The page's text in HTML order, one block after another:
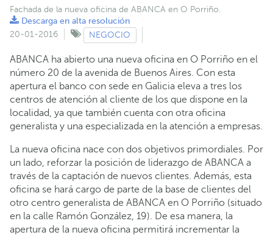
Fachada de la nueva oficina de ABANCA en O Porriño.
Descarga en alta resolución
20-01-2016
NEGOCIO
ABANCA ha abierto una nueva oficina en O Porriño en el
número 20 de la avenida de Buenos Aires. Con esta
apertura el banco con sede en Galicia eleva a tres los
centros de atención al cliente de los que dispone en la
localidad, ya que también cuenta con otra oficina
generalista y una especializada en la atención a empresas.
La nueva oficina nace con dos objetivos primordiales. Por
un lado, reforzar la posición de liderazgo de ABANCA a
través de la captación de nuevos clientes. Además, esta
oficina se hará cargo de parte de la base de clientes del
otro centro generalista de ABANCA en O Porriño (situado
en la calle Ramón González, 19). De esa manera, la
apertura de la nueva oficina permitirá incrementar la